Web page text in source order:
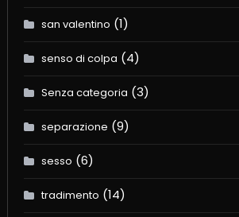
san valentino (1)
senso di colpa (4)
Senza categoria (3)
separazione (9)
sesso (6)
tradimento (14)